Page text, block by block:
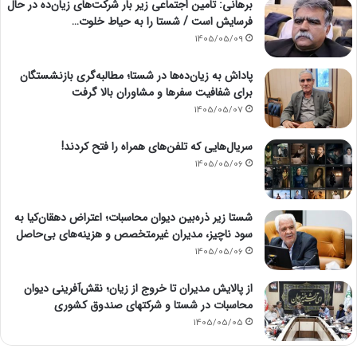
برهانی: تامین اجتماعی زیر بار شرکت‌های زیان‌ده در حال
فرسایش است / شستا را به حیاط خلوت…
1405/05/09
پاداش به زیان‌ده‌ها در شستا؛ مطالبه‌گری بازنشستگان
برای شفافیت سفرها و مشاوران بالا گرفت
1405/05/07
سریال‌هایی که تلفن‌های همراه را فتح کردند!
1405/05/06
شستا زیر ذره‌بین دیوان محاسبات؛ اعتراض دهقان‌کیا به
سود ناچیز، مدیران غیرمتخصص و هزینه‌های بی‌حاصل
1405/05/06
از پالایش مدیران تا خروج از زیان؛ نقش‌آفرینی دیوان
محاسبات در شستا و شرکتهای صندوق کشوری
1405/05/05